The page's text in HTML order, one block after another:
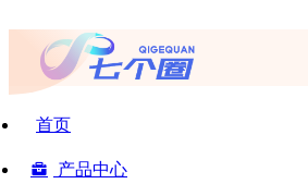
首页
产品中心